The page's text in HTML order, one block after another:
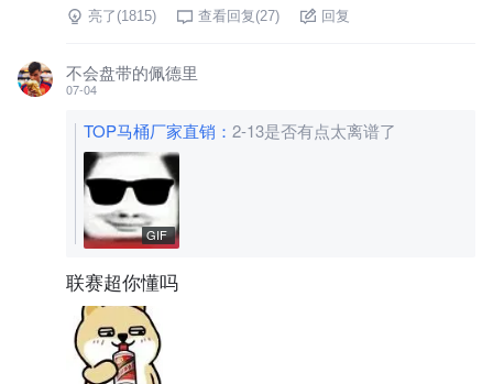
亮了(1815) 查看回复(27) 回复
不会盘带的佩德里
07-04
TOP马桶厂家直销 ： 2-13是否有点太离谱了
GIF
联赛超你懂吗